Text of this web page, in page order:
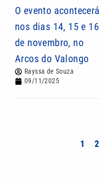
O evento acontecerá
nos dias 14, 15 e 16
de novembro, no
Arcos do Valongo
Rayssa de Souza
09/11/2025
1 2